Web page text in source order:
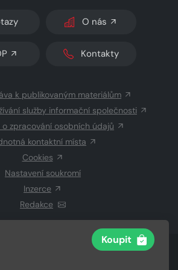
Koupit
O nás
Kontakty
k publikovaným materiálům
služby informační společnosti
o zpracování osobních údajů
kontaktní místa
Cookies
Nastavení soukromí
Inzerce
Redakce
CZECH NEWS CENTER a.s.a dodavatelé